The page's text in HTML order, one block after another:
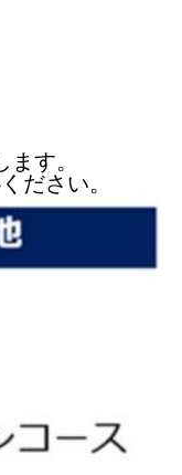
す。
ださい。